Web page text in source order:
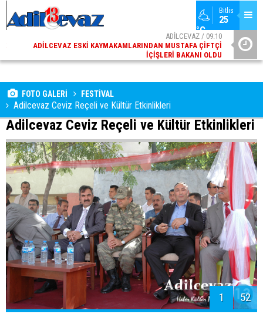
Bitlis
25
°C
ADİLCEVAZ / 09:10
ADILCEVAZ ESKI KAYMAKAMLARINDAN MUSTAFA ÇIFTÇI
İÇIŞLERI BAKANI OLDU
FOTO GALERİ FESTİVAL
Adilcevaz Ceviz Reçeli ve Kültür Etkinlikleri
Adilcevaz Ceviz Reçeli ve Kültür Etkinlikleri
1 52